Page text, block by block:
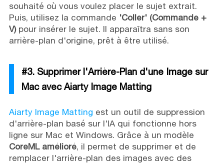
souhaité où vous voulez placer le sujet extrait.
Puis, utilisez la commande 'Coller' (Commande +
V)pour insérer le sujet. Il apparaîtra sans son
arrière-plan d'origine, prêt à être utilisé.
#3. Supprimer l'Arrière-Plan d'une Image sur
Mac avec Aiarty Image Matting
Aiarty Image Matting est un outil de suppression
d'arrière-plan basé sur l'IA qui fonctionne hors
ligne sur Mac et Windows. Grâce à un modèle
CoreML amélioré, il permet de supprimer et de
remplacer l'arrière-plan des images avec des